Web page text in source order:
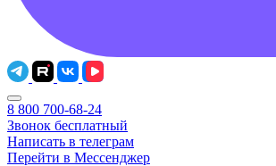
8 800 700-68-24
Звонок бесплатный
Написать в телеграм
Перейти в Мессенджер